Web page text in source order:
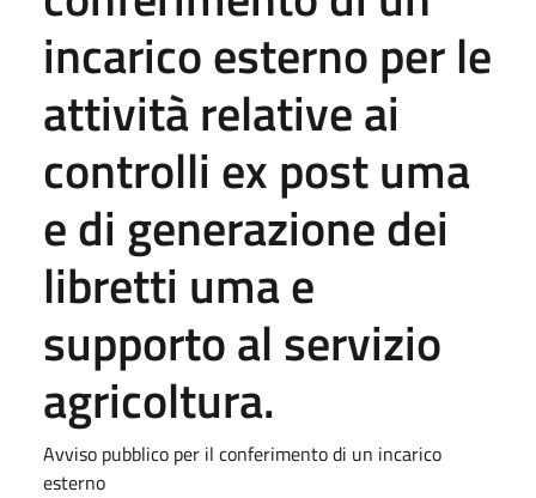
incarico esterno per le
attività relative ai
controlli ex post uma
e di generazione dei
libretti uma e
supporto al servizio
agricoltura.
Avviso pubblico per il conferimento di un incarico
esterno